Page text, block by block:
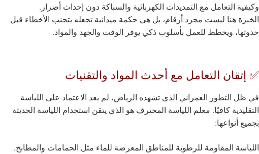
وكيفية التعامل مع التمديدات الكهربائية والسباكة دون إحداث أضرار.
الخبرة هنا ليست مجرد أرقام، بل هي حكمة ميدانية تجعله يتجنب الأخطاء قبل
حدوثها، ويخطط للعمل بأسلوب ذكي يوفر الوقت والجهد والمواد.
✅ إتقان التعامل مع أحدث المواد والتقنيات
في ظل التطور العمراني الذي تشهده الرياض، لم يعد الاعتماد على اللياسة
التقليدية كافيًا. معلم اللياسة المحترف هو الذي يتقن استخدام اللياسة الحديثة
بجميع أنواعها:
اللياسة المقاومة للرطوبة للمناطق المعرضة للماء مثل الحمامات والمطابخ.